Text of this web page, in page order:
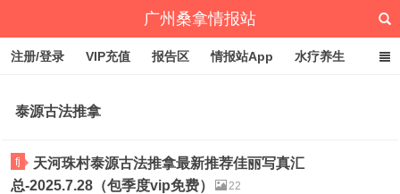
广州桑拿情报站
注册/登录 VIP充值 报告区 情报站App 水疗养生
泰源古法推拿
fj
天河珠村泰源古法推拿最新推荐佳丽写真汇
总-2025.7.28（包季度vip免费）
22